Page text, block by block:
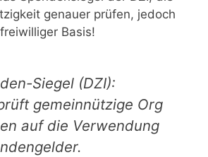
genauer prüfen, jedoch
Basis!
Siegel (DZI):
gemeinnützige Org
auf die Verwendung